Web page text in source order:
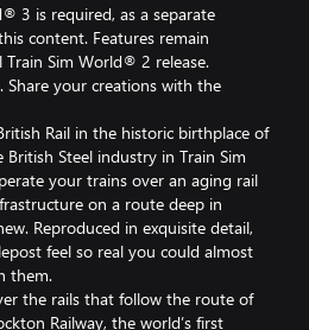
3 is required, as a separate
content. Features remain
Sim World® 2 release.
Share your creations with the
Rail in the historic birthplace of
Steel industry in Train Sim
your trains over an aging rail
on a route deep in
Reproduced in exquisite detail,
feel so real you could almost
them.
the rails that follow the route of
Railway, the world’s first